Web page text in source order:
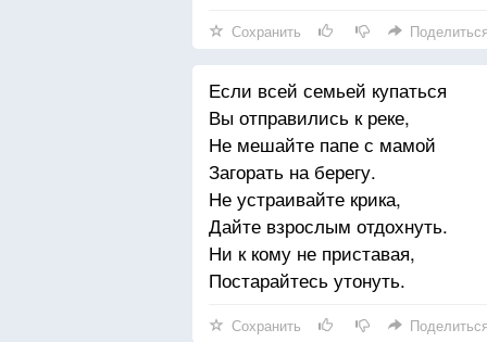
Чтоб быстрее проглотить.
Не хватай салат руками,
Ложкой больше зачерпнешь.
Если вдруг дадут орехи,
Сыпь их бережно в карман,
Но не прячь туда варенье -
Сложно будет вынимать.
Сохранить
Если всей семьей купаться
Вы отправились к реке,
Не мешайте папе с мамой
Загорать на берегу.
Не устраивайте крика,
Дайте взрослым отдохнуть.
Ни к кому не приставая,
Постарайтесь утонуть.
Сохранить